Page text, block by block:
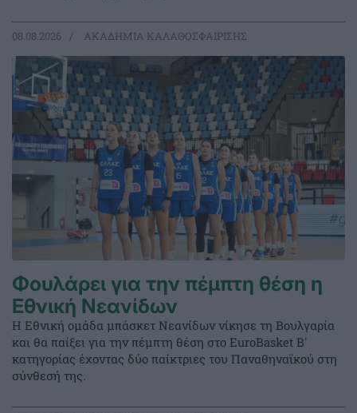
08.08.2026 ΑΚΑΔΗΜΙΑ ΚΑΛΑΘΟΣΦΑΙΡΙΣΗΣ
Φουλάρει για την πέμπτη θέση η
Εθνική Νεανίδων
Η Εθνική ομάδα μπάσκετ Νεανίδων νίκησε τη Βουλγαρία
και θα παίξει για την πέμπτη θέση στο EuroBasket Β'
κατηγορίας έχοντας δύο παίκτριες του Παναθηναϊκού στη
σύνθεσή της.